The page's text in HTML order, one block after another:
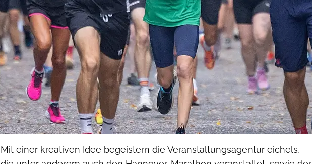
Mit einer kreativen Idee begeistern die Veranstaltungsagentur eichels,